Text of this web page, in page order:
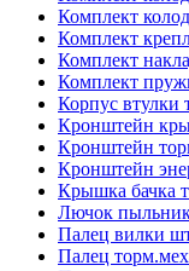
Комплект
Комплект
Комплект
Комплект
Корпус втулки
Кронштейн
Кронштейн
Кронштейн
Крышка бачка
Лючок
Палец вилки
Палец